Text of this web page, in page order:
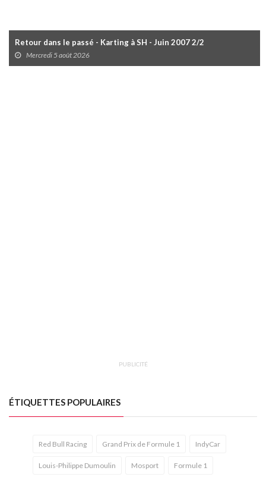
Retour dans le passé - Karting à SH - Juin 2007 2/2
Mercredi 5 août 2026
PUBLICITÉ
ÉTIQUETTES POPULAIRES
Red Bull Racing Grand Prix de Formule 1 IndyCar
Louis-Philippe Dumoulin Mosport Formule 1